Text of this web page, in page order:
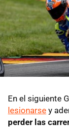
En el siguiente
lesionarse y
perder las